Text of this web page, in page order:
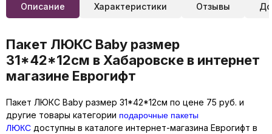
Описание Характеристики Отзывы
Пакет ЛЮКС Baby размер
31*42*12см в Хабаровске в интернет
магазине Еврогифт
Пакет ЛЮКС Baby размер 31*42*12см по цене 75 руб. и
другие товары категории подарочные пакеты
ЛЮКС доступны в каталоге интернет-магазина Еврогифт в